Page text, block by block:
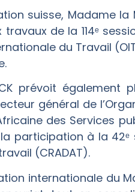
suisse, Madame la
de la 114ᵉ
du Travail
prévoit également
général de
des Services
participation à la 42ᵉ
(CRADAT).
internationale du